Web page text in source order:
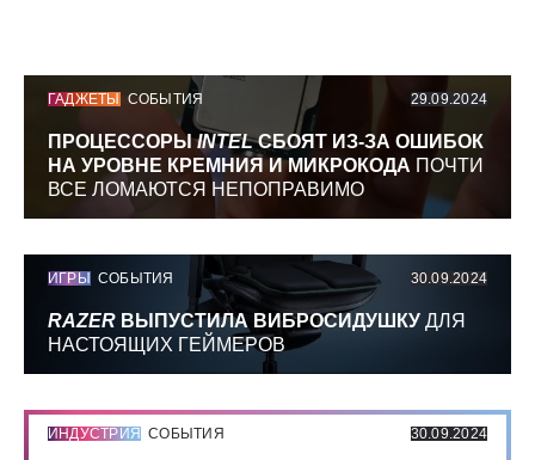
ГАДЖЕТЫ СОБЫТИЯ 29.09.2024
ПРОЦЕССОРЫINTELСБОЯТ ИЗ-ЗА ОШИБОК
НА УРОВНЕ КРЕМНИЯ И МИКРОКОДА ПОЧТИ
ВСЕ ЛОМАЮТСЯ НЕПОПРАВИМО
ИГРЫ СОБЫТИЯ 30.09.2024
RAZER ВЫПУСТИЛА ВИБРОСИДУШКУ ДЛЯ
НАСТОЯЩИХ ГЕЙМЕРОВ
ИНДУСТРИЯ СОБЫТИЯ 30.09.2024